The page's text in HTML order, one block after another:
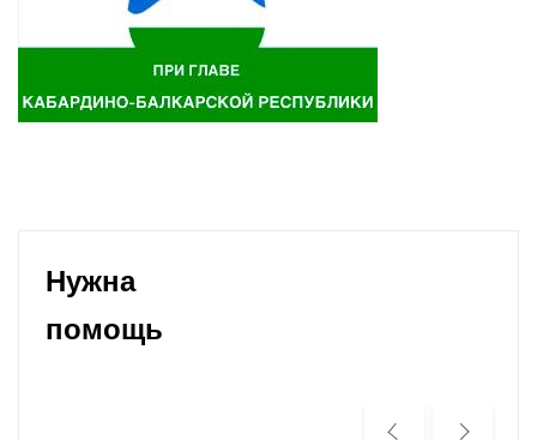
Нужна
помощь